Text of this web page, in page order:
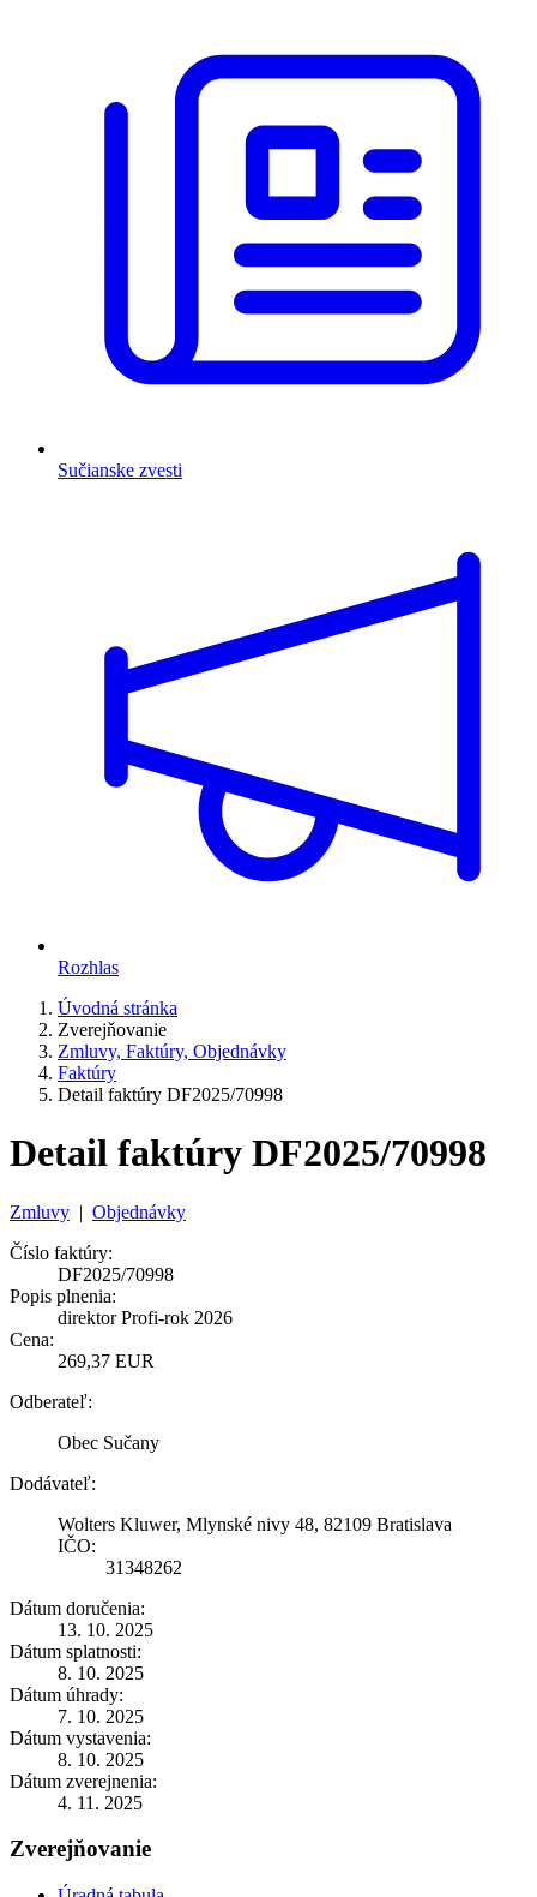
Sučianske zvesti
Rozhlas
Úvodná stránka
Zverejňovanie
Zmluvy, Faktúry, Objednávky
Faktúry
Detail faktúry DF2025/70998
Detail faktúry DF2025/70998
Zmluvy | Objednávky
Číslo faktúry:
DF2025/70998
Popis plnenia:
direktor Profi-rok 2026
Cena:
269,37 EUR
Odberateľ:
Obec Sučany
Dodávateľ:
Wolters Kluwer, Mlynské nivy 48, 82109 Bratislava
IČO:
31348262
Dátum doručenia:
13. 10. 2025
Dátum splatnosti:
8. 10. 2025
Dátum úhrady:
7. 10. 2025
Dátum vystavenia:
8. 10. 2025
Dátum zverejnenia:
4. 11. 2025
Zverejňovanie